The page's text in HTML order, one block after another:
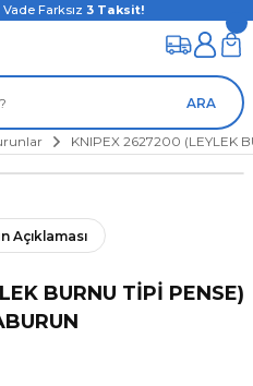
Farksız 3 Taksit!
ARA
KNIPEX 2627200 (LEYLEK
Açıklaması
BURNU TİPİ PENSE)